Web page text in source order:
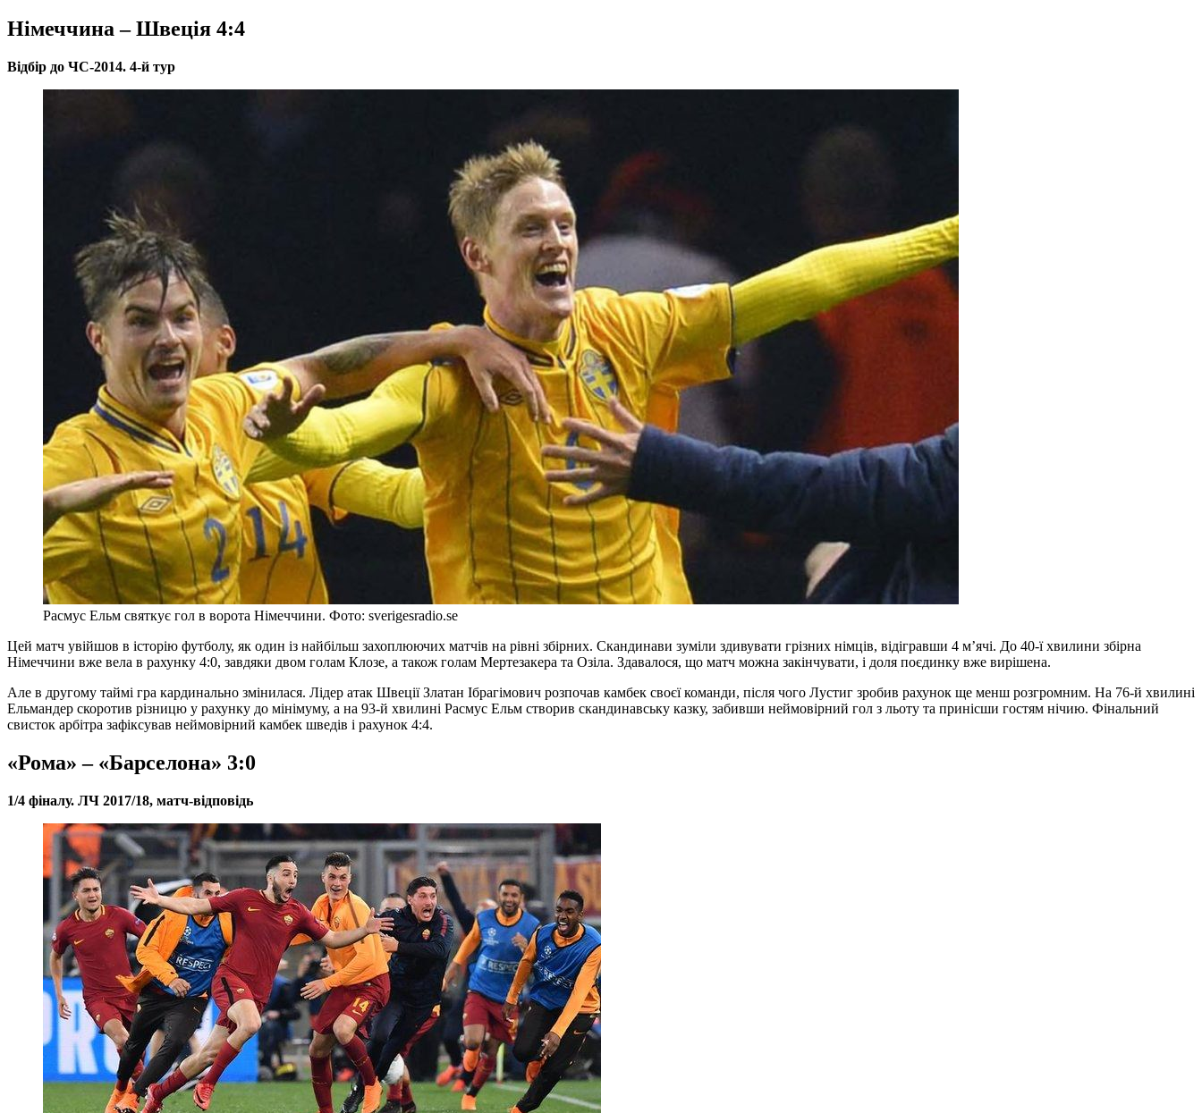
Німеччина – Швеція 4:4
Відбір до ЧС-2014. 4-й тур
Расмус Ельм святкує гол в ворота Німеччини. Фото: sverigesradio.se
Цей матч увійшов в історію футболу, як один із найбільш захоплюючих матчів на рівні збірних. Скандинави зуміли здивувати грізних німців, відігравши 4 м’ячі. До 40-ї хвилини збірна
Німеччини вже вела в рахунку 4:0, завдяки двом голам Клозе, а також голам Мертезакера та Озіла. Здавалося, що матч можна закінчувати, і доля поєдинку вже вирішена.
Але в другому таймі гра кардинально змінилася. Лідер атак Швеції Златан Ібрагімович розпочав камбек своєї команди, після чого Лустиг зробив рахунок ще менш розгромним. На 76-й хвилині
Ельмандер скоротив різницю у рахунку до мінімуму, а на 93-й хвилині Расмус Ельм створив скандинавську казку, забивши неймовірний гол з льоту та принісши гостям нічию. Фінальний
свисток арбітра зафіксував неймовірний камбек шведів і рахунок 4:4.
«Рома» – «Барселона» 3:0
1/4 фіналу. ЛЧ 2017/18, матч-відповідь